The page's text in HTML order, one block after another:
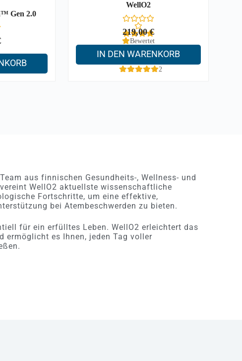
Gen 2.0
WellO2
Bewertet
5, basierend
2
219,00€
IN DEN WARENKORB
aus finnischen Gesundheits-, Wellness- und
WellO2 aktuellste wissenschaftliche
Fortschritte, um eine effektive,
bei Atembeschwerden zu bieten.
für ein erfülltes Leben. WellO2 erleichtert das
ermöglicht es Ihnen, jeden Tag voller